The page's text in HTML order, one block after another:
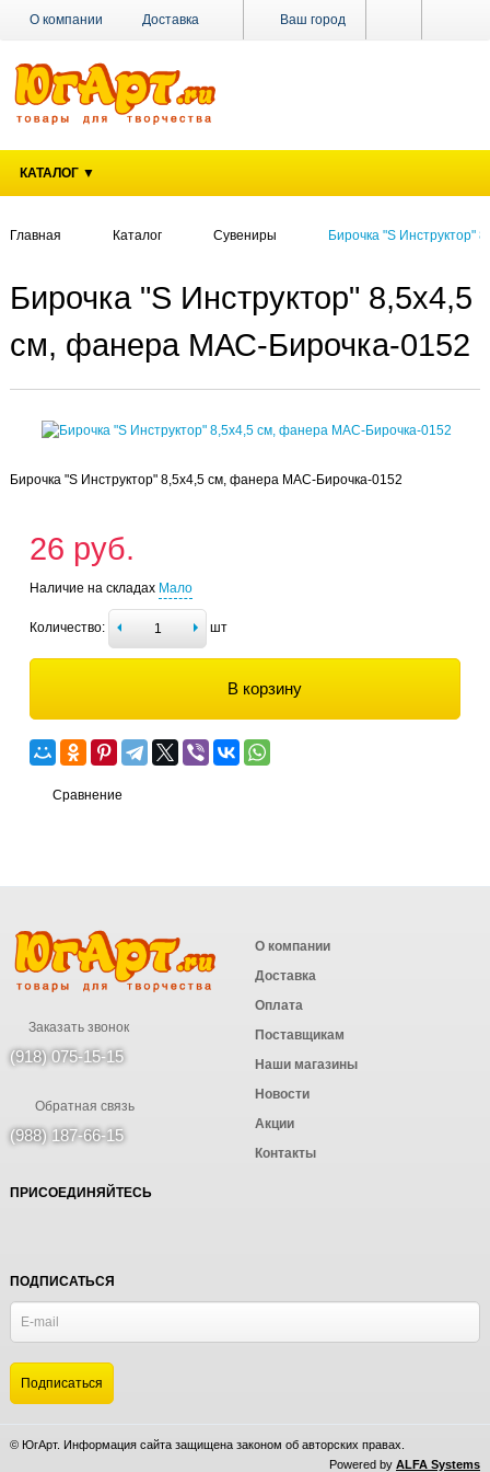
Ваш город
О компании Доставка
Наши магазины Новости
КАТАЛОГ ▼
Главная Каталог Сувениры Бирочка "S Инструктор"
Бирочка "S Инструктор" 8,5х4,5
см, фанера МАС-Бирочка-0152
Бирочка "S Инструктор" 8,5х4,5 см, фанера МАС-Бирочка-0152
26 руб.
Наличие на складах Мало
Количество: шт
В корзину
Сравнение
Заказать звонок
(918) 075-15-15
Обратная связь
(988) 187-66-15
О компании
Доставка
Оплата
Поставщикам
Наши магазины
Новости
Акции
Контакты
ПРИСОЕДИНЯЙТЕСЬ
ПОДПИСАТЬСЯ
© ЮгАрт. Информация сайта защищена законом об авторских правах.
Powered by ALFA Systems